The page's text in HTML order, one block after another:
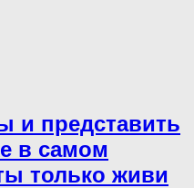
и представить
в самом
только живи